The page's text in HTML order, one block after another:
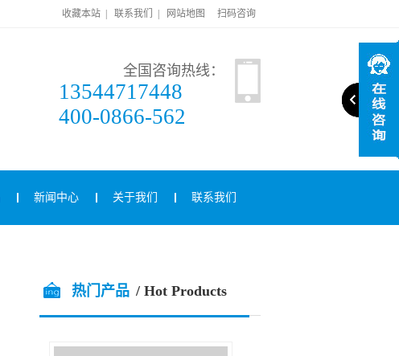
收藏本站 联系我们 网站地图 扫码咨询
全国咨询热线：
13544717448
400-0866-562
新闻中心 关于我们 联系我们
热门产品 / Hot Products